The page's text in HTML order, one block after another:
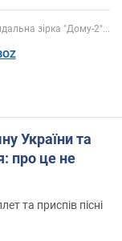
зірка "Дому-2"...
України та
про це не
та приспів пісні